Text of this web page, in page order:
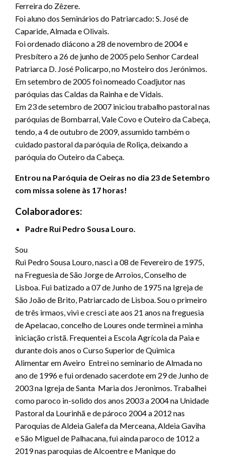
Ferreira do Zêzere.
Foi aluno dos Seminários do Patriarcado: S. José de
Caparide, Almada e Olivais.
Foi ordenado diácono a 28 de novembro de 2004 e
Presbítero a 26 de junho de 2005 pelo Senhor Cardeal
Patriarca D. José Policarpo, no Mosteiro dos Jerónimos.
Em setembro de 2005 foi nomeado Coadjutor nas
paróquias das Caldas da Rainha e de Vidais.
Em 23 de setembro de 2007 iniciou trabalho pastoral nas
paróquias de Bombarral, Vale Covo e Outeiro da Cabeça,
tendo, a 4 de outubro de 2009, assumido também o
cuidado pastoral da paróquia de Roliça, deixando a
paróquia do Outeiro da Cabeça.
Entrou na Paróquia de Oeiras no dia 23 de Setembro
com missa solene às 17 horas!
Colaboradores:
Padre Rui Pedro Sousa Louro.
Sou
Rui Pedro Sousa Louro, nasci a 08 de Fevereiro de 1975,
na Freguesia de São Jorge de Arroios, Conselho de
Lisboa. Fui batizado a 07 de Junho de 1975 na Igreja de
São João de Brito, Patriarcado de Lisboa. Sou o primeiro
de três irmaos, vivi e cresci ate aos 21 anos na freguesia
de Apelacao, concelho de Loures onde terminei a minha
iniciação cristã. Frequentei a Escola Agrícola da Paia e
durante dois anos o Curso Superior de Quimica
Alimentar em Aveiro Entrei no seminario de Almada no
ano de 1996 e fui ordenado sacerdote em 29 de Junho de
2003 na Igreja de Santa Maria dos Jeronimos. Trabalhei
como paroco in-solido dos anos 2003 a 2004 na Unidade
Pastoral da Lourinhã e de pároco 2004 a 2012 nas
Paroquias de Aldeia Galefa da Merceana, Aldeia Gaviha
e São Miguel de Palhacana, fui ainda paroco de 1012 a
2019 nas paroquias de Alcoentre e Manique do